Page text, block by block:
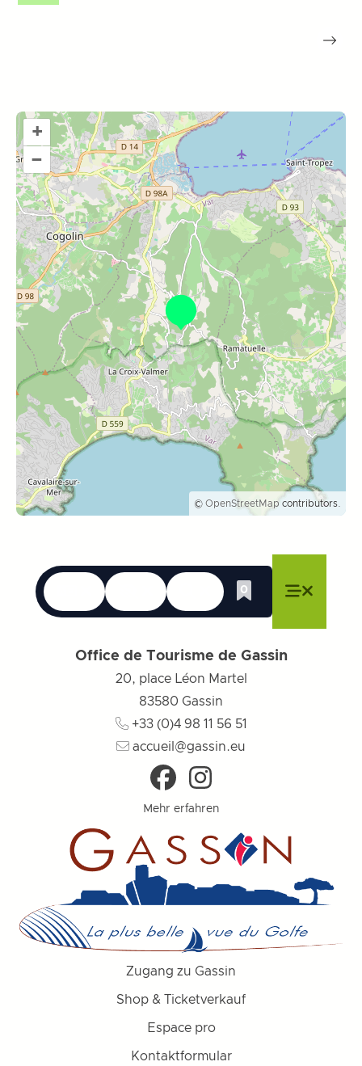
+
–
© OpenStreetMap contributors.
Sprachen
Menü schließen
Erreichbarkeit
Menü schließen
Suche
Menü schließen
0
Whishlist
Office de Tourisme de Gassin
20, place Léon Martel
83580 Gassin
+33 (0)4 98 11 56 51
accueil@gassin.eu
Mehr erfahren
Zugang zu Gassin
Shop & Ticketverkauf
Espace pro
Kontaktformular